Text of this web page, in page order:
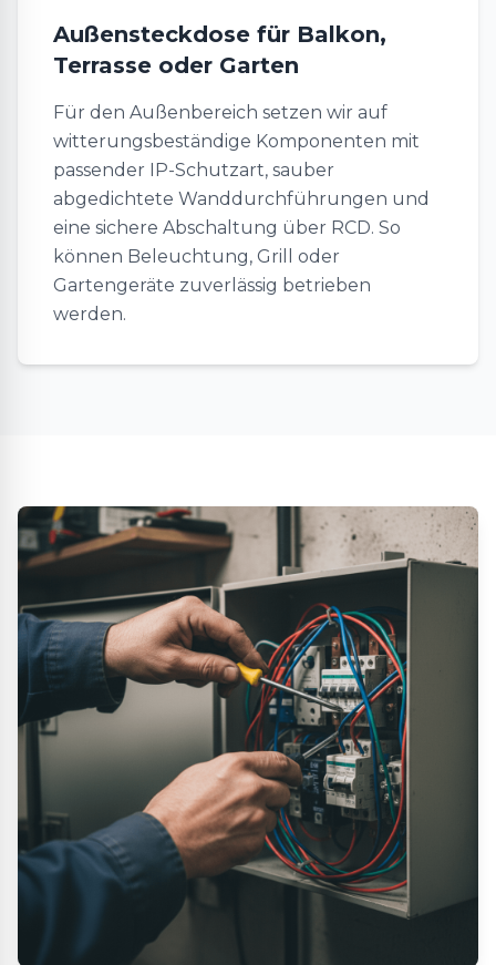
Außensteckdose für Balkon,
Terrasse oder Garten
Für den Außenbereich setzen wir auf
witterungsbeständige Komponenten mit
passender IP-Schutzart, sauber
abgedichtete Wanddurchführungen und
eine sichere Abschaltung über RCD. So
können Beleuchtung, Grill oder
Gartengeräte zuverlässig betrieben
werden.